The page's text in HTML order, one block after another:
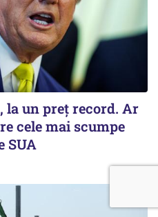
la un preț record. Ar
cele mai scumpe
SUA